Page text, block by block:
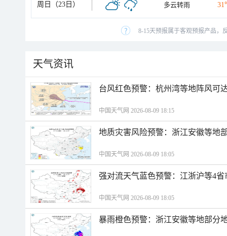
周日（23日） 多云转雨
8-15天预报属于客观预报产品，
天气资讯
台风红色预警：杭州湾等地阵风可
中国天气网 2026-08-09 18:15
地质灾害风险预警：浙江安徽等地
中国天气网 2026-08-09 18:05
强对流天气蓝色预警：江浙沪等4
中国天气网 2026-08-09 18:05
暴雨橙色预警：浙江安徽等地部分